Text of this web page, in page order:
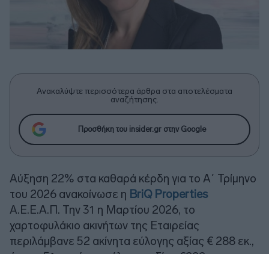
Ανακαλύψτε περισσότερα άρθρα στα αποτελέσματα
αναζήτησης.
Προσθήκη του insider.gr στην Google
Αύξηση 22% στα καθαρά κέρδη για το Α΄ Τρίμηνο
του 2026 ανακοίνωσε η BriQ Properties
Α.Ε.Ε.Α.Π. Την 31 η Μαρτίου 2026, το
χαρτοφυλάκιο ακινήτων της Εταιρείας
περιλάμβανε 52 ακίνητα εύλογης αξίας € 288 εκ.,